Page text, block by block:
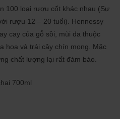
100 loại rượu cốt khác nhau (Sự
rượu 12 – 20 tuổi). Hennessy
cay của gỗ sồi, mùi da thuộc
hoa và trái cây chín mọng. Mặc
chất lượng lại rất đảm bảo.
700ml